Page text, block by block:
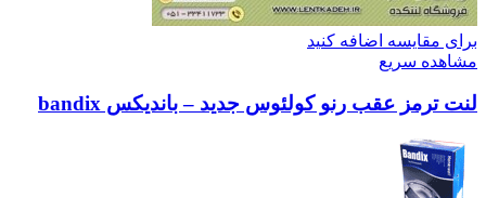
برای مقایسه اضافه کنید
مشاهده سریع
لنت ترمز عقب رنو کولئوس جدید – باندیکس bandix